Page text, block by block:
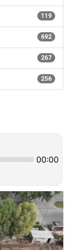
119
692
267
256